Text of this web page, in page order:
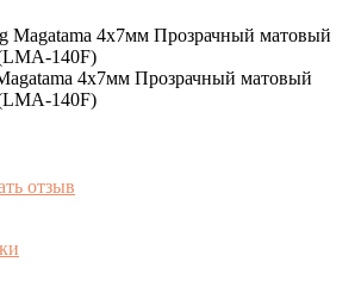
4x7мм Прозрачный матовый
140F)
отзыв